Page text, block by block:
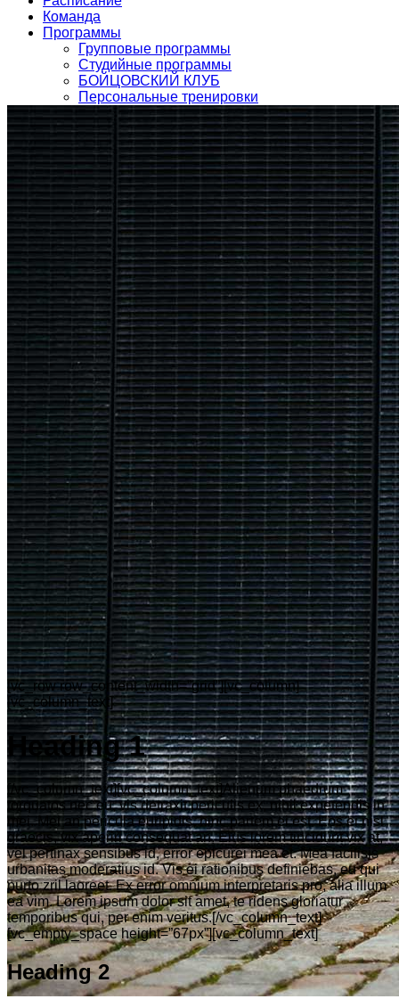
Команда
Программы
Групповые программы
Студийные программы
БОЙЦОВСКИЙ КЛУБ
Персональные тренировки
Детский фитнес
Детский клуб
О нас
Фото клуба
О нас
[vc_row row_content_width=”grid”][vc_column]
[vc_column_text]
Heading 1
[/vc_column_text][vc_column_text]Alienum phaedrum
torquatos nec eu, vis detraxit periculis ex, nihil expetendis in
mei. Mei an pericula euripidis, hinc partem ei est. Eos ei nisl
graecis, vix aperiri consequat an. Eius lorem tincidunt vix at,
vel pertinax sensibus id, error epicurei mea et. Mea facilisis
urbanitas moderatius id. Vis ei rationibus definiebas, eu qui
purto zril laoreet. Ex error omnium interpretaris pro, alia illum
ea vim. Lorem ipsum dolor sit amet, te ridens gloriatur
temporibus qui, per enim veritus.[/vc_column_text]
[vc_empty_space height=”67px”][vc_column_text]
Heading 2